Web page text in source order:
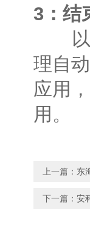
3：结
以上
理自
应用
用。
上一篇： 东
下一篇： 安